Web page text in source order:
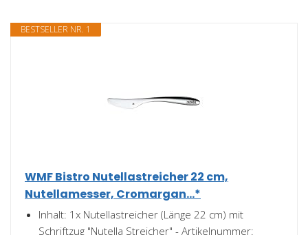
BESTSELLER NR. 1
WMF Bistro Nutellastreicher 22 cm,
Nutellamesser, Cromargan...*
Inhalt: 1x Nutellastreicher (Länge 22 cm) mit
Schriftzug "Nutella Streicher" - Artikelnummer: